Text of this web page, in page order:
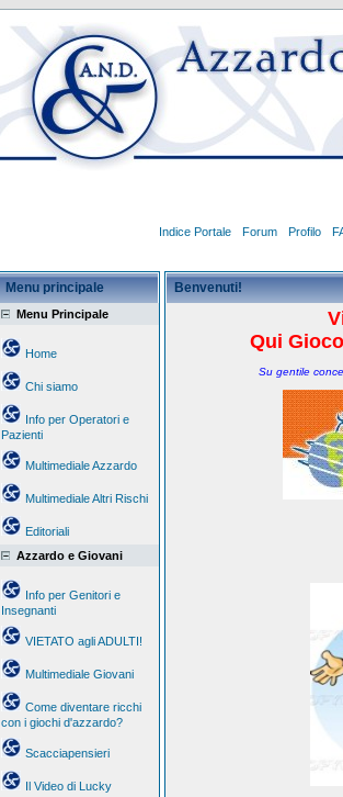
Indice Portale Forum Profilo
Menu principale
Menu Principale
Home
Chi siamo
Info per Operatori e
Pazienti
Multimediale Azzardo
Multimediale Altri Rischi
Editoriali
Azzardo e Giovani
Info per Genitori e
Insegnanti
VIETATO agli ADULTI!
Multimediale Giovani
Come diventare ricchi
con i giochi d'azzardo?
Scacciapensieri
Il Video di Lucky
Benvenuti!
Qui
Su gentile